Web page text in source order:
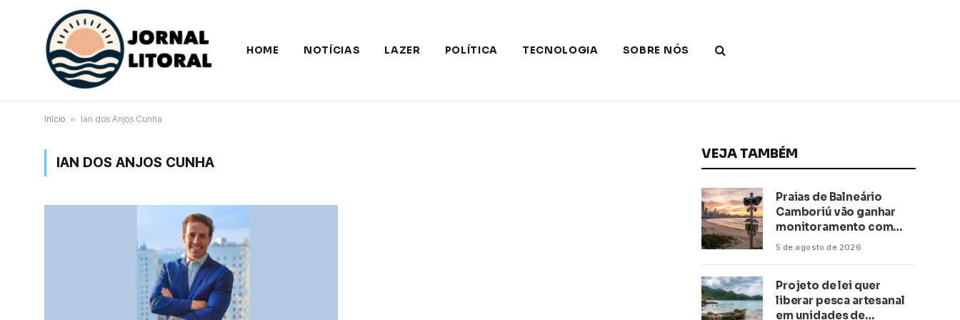
HOME NOTÍCIAS LAZER POLÍTICA TECNOLOGIA SOBRE NÓS
Início » Ian dos Anjos Cunha
IAN DOS ANJOS CUNHA
VEJA TAMBÉM
Praias de Balneário
Camboriú vão ganhar
monitoramento com
inteligência artificial
5 de agosto de 2026
Projeto de lei quer
liberar pesca artesanal
em unidades de